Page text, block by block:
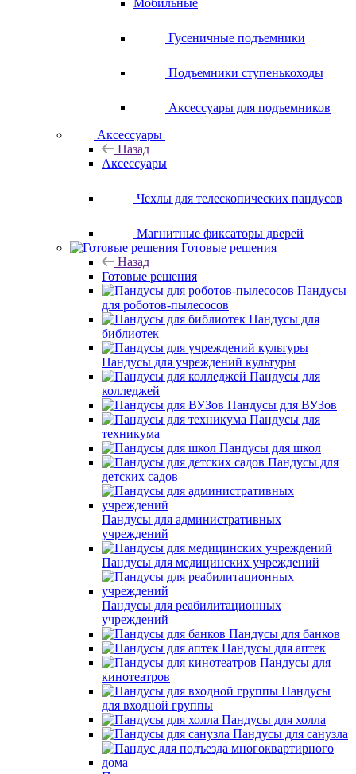
Мобильные
Гусеничные подъемники
Подъемники ступенькоходы
Аксессуары для подъемников
Аксессуары
Назад
Аксессуары
Чехлы для телескопических пандусов
Магнитные фиксаторы дверей
Готовые решения
Назад
Готовые решения
Пандусы
для роботов-пылесосов
Пандусы для
библиотек
Пандусы для учреждений культуры
Пандусы для
колледжей
Пандусы для ВУЗов
Пандусы для
техникума
Пандусы для школ
Пандусы для
детских садов
Пандусы для административных
учреждений
Пандусы для медицинских учреждений
Пандусы для реабилитационных
учреждений
Пандусы для банков
Пандусы для аптек
Пандусы для
кинотеатров
Пандусы
для входной группы
Пандусы для холла
Пандусы для санузла